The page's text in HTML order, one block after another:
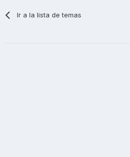
Ir a la lista de temas